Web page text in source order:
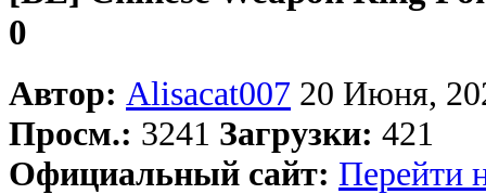
0
Автор: Alisacat007 20 Июня,
Просм.: 3241 Загрузки: 421
Официальный сайт: Перейти